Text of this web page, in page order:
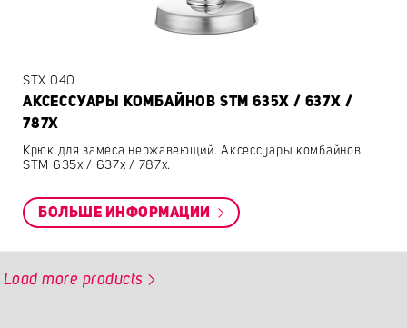
STX 040
АКСЕССУАРЫ КОМБАЙНОВ STM 635X / 637X /
787X
Крюк для замеса нержавеющий. Аксессуары комбайнов
STM 635x / 637x / 787x.
БОЛЬШЕ ИНФОРМАЦИИ
Load more products